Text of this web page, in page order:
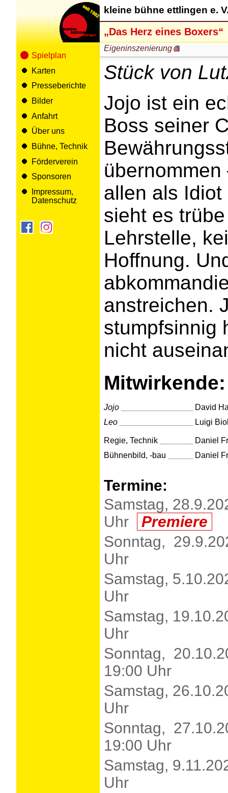
Spielplan
Karten
Presseberichte
Bilder
Anfahrt
Über uns
Bühne, Technik
Förderverein
Sponsoren
Impressum,
Datenschutz
kleine bühne ettlingen e.
„Das Herz eines Boxers“
Eigeninszenierung
Stück von
Jojo ist ein
Boss seiner
allen als
sieht es
Lehrstelle,
Hoffnung.
anstreichen.
stumpfsinnig
nicht
Mitwirkende:
Jojo
David
Leo
Luigi
Regie, Technik
Daniel
Bühnenbild, -bau
Daniel
Termine:
Samstag,
Uhr
Premiere
Sonntag,
Uhr
Samstag,
Uhr
Samstag,
Uhr
Sonntag,
19:00 Uhr
Samstag,
Uhr
Sonntag,
19:00 Uhr
Samstag,
Uhr